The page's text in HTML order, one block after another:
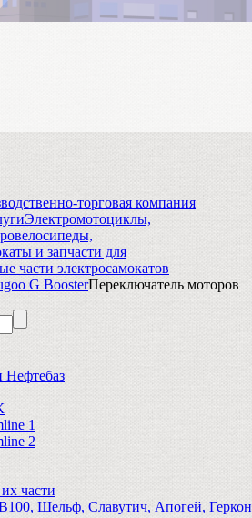
торговая компания
Электромотоциклы,
и запчасти для
части электросамокатов
G BoosterПереключатель моторов
Нефтебаз
1
2
части
Шельф, Славутич, Апогей, Геркон